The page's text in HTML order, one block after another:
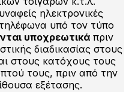
ηλεκτρονικές
υπό τον τύπο
υποχρεωτικά πριν
διαδικασίας στους
στους κατόχους τους
τους, πριν από την
εξέτασης.